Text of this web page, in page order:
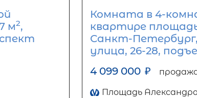
м2,
Комната в 4-
квартире
Санкт-
улица, 26-28,
4 099 000 ₽
Площадь